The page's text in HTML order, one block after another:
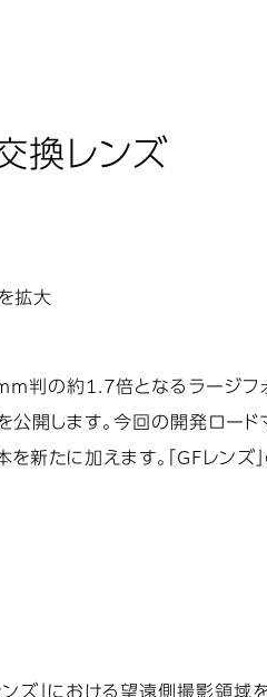
換レンズ
拡大
判の約1.7倍となるラージフ
公開します。今回の開発ロー
たに加えます。「GFレンズ